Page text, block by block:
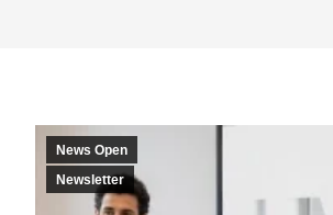
News Open
Newsletter